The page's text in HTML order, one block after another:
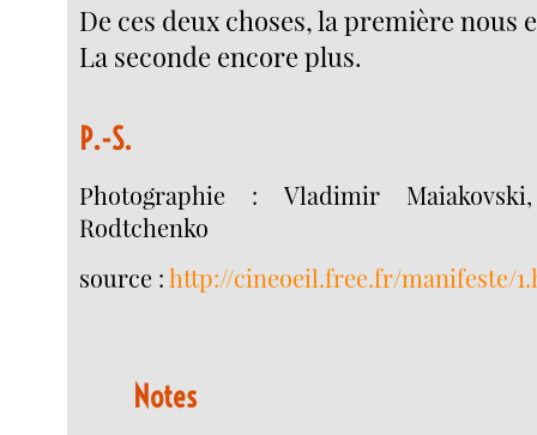
De ces deux choses, la première nous
La seconde encore plus.
P.-S.
Photographie : Vladimir
Rodtchenko
source :http://cineoeil.free.fr/manifeste/
Notes